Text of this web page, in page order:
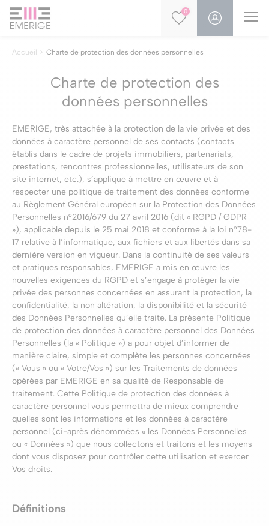
0
Accueil Charte de protection des données personnelles
Charte de protection des
données personnelles
EMERIGE, très attachée à la protection de la vie privée et des
données à caractère personnel de ses contacts (contacts
établis dans le cadre de projets immobiliers, partenariats,
prestations, rencontres professionnelles, utilisateurs de son
site internet, etc.), s’applique à mettre en œuvre et à
respecter une politique de traitement des données conforme
au Règlement Général européen sur la Protection des Données
Personnelles n°2016/679 du 27 avril 2016 (dit « RGPD / GDPR
»), applicable depuis le 25 mai 2018 et conforme à la loi n°78-
17 relative à l’informatique, aux fichiers et aux libertés dans sa
dernière version en vigueur. Dans la continuité de ses valeurs
et pratiques responsables, EMERIGE a mis en œuvre les
nouvelles exigences du RGPD et s’engage à protéger la vie
privée des personnes concernées en assurant la protection, la
confidentialité, la non altération, la disponibilité et la sécurité
des Données Personnelles qu’elle traite. La présente Politique
de protection des données à caractère personnel des Données
Personnelles (la « Politique ») a pour objet d’informer de
manière claire, simple et complète les personnes concernées
(« Vous » ou « Votre/Vos ») sur les Traitements de données
opérées par EMERIGE en sa qualité de Responsable de
traitement. Cette Politique de protection des données à
caractère personnel vous permettra de mieux comprendre
quelles sont les informations et les données à caractère
personnel (ci-après dénommées « les Données Personnelles
ou « Données ») que nous collectons et traitons et les moyens
dont vous disposez pour contrôler cette utilisation et exercer
Vos droits.
Définitions